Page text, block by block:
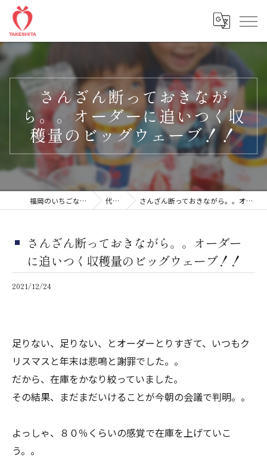
さんざん断っておきなが
ら。。オーダーに追いつく収
穫量のビッグウェーブ！！
福岡のいちごなら楽農ファームたけした 代表ブログ さんざん断っておきながら。。オーダーに追いつく収穫量のビッグウェーブ！！
さんざん断っておきながら。。オーダー
に追いつく収穫量のビッグウェーブ！！
2021/12/24
足りない、足りない、とオーダーとりすぎて、いつもク
リスマスと年末は悲鳴と謝罪でした。。
だから、在庫をかなり絞っていました。
その結果、まだまだいけることが今朝の会議で判明。。
よっしゃ、８０％くらいの感覚で在庫を上げていこ
う。。